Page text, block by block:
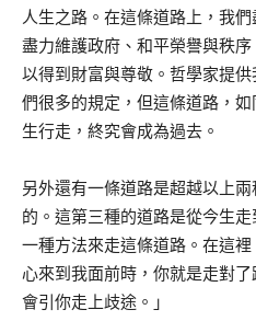
人生之路。在這條道路上，我
盡力維護政府、和平榮譽與秩
以得到財富與尊敬。哲學家提
們很多的規定，但這條道路，
生行走，終究會成為過去。
另外還有一條道路是超越以上
的。這第三種的道路是從今生
一種方法來走這條道路。在這
心來到我面前時，你就是走對
會引你走上歧途。」